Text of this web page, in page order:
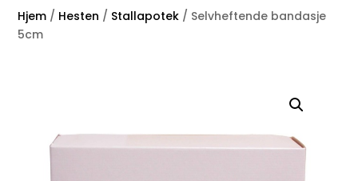
Hjem / Hesten / Stallapotek / Selvheftende bandasje
5cm